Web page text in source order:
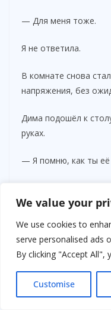
We value your
We use cookies to
serve personalised ads
By clicking "Accept All",
Customise
— Для меня тоже.
Я не ответила.
В комнате снова
напряжения, без
Дима подошёл к
руках.
— Я помню, как ты её
— Да. Ты тогда
вещь, которую ты
Я невольно